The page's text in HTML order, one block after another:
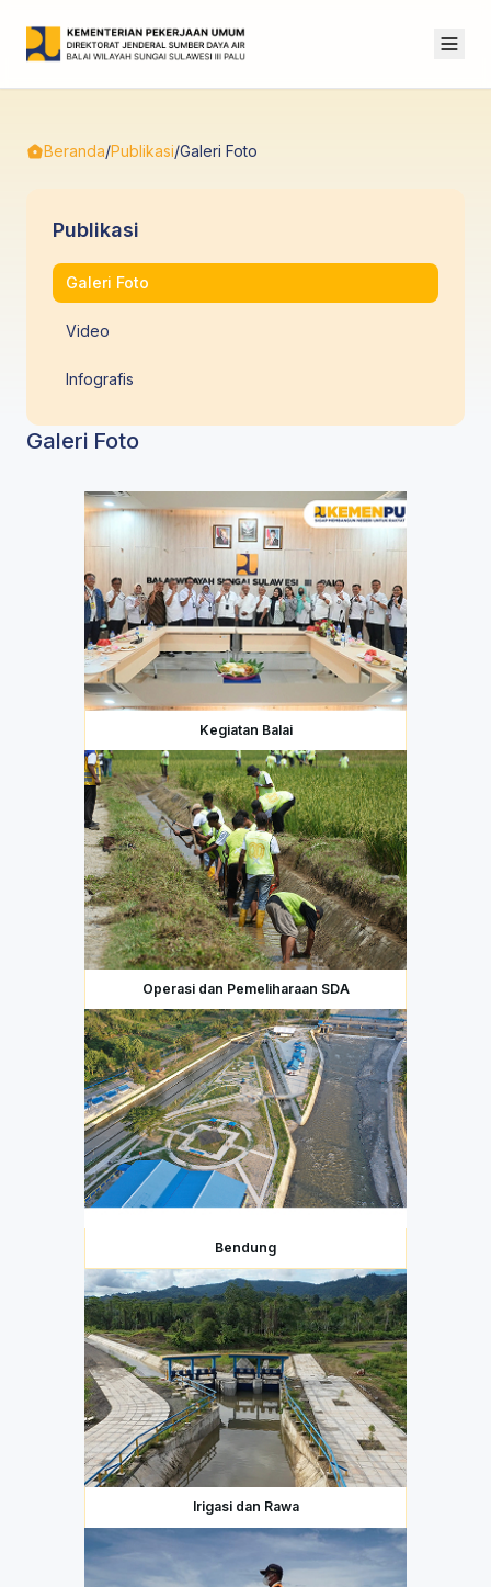
Beranda/Publikasi/Galeri Foto
Publikasi
Galeri Foto
Video
Infografis
Galeri Foto
Kegiatan Balai
Operasi dan Pemeliharaan SDA
Bendung
Irigasi dan Rawa